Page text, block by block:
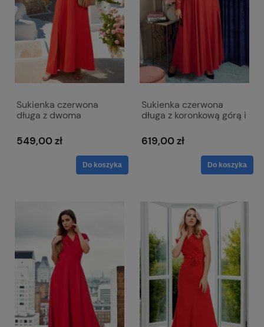
Sukienka czerwona
długa z dwoma
literkę V z lekko
mieniącego się
materiału - Milena
549,00 zł
Do koszyka
Sukienka czerwona
długa z koronkową górą i
Maxi
619,00 zł
Do koszyka